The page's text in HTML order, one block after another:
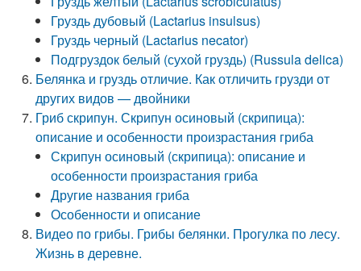
Груздь дубовый (Lactarius insulsus)
Груздь черный (Lactarius necator)
Подгруздок белый (сухой груздь) (Russula delica)
Белянка и груздь отличие. Как отличить грузди от
других видов — двойники
Гриб скрипун. Скрипун осиновый (скрипица):
описание и особенности произрастания гриба
Скрипун осиновый (скрипица): описание и
особенности произрастания гриба
Другие названия гриба
Особенности и описание
Видео по грибы. Грибы белянки. Прогулка по лесу.
Жизнь в деревне.